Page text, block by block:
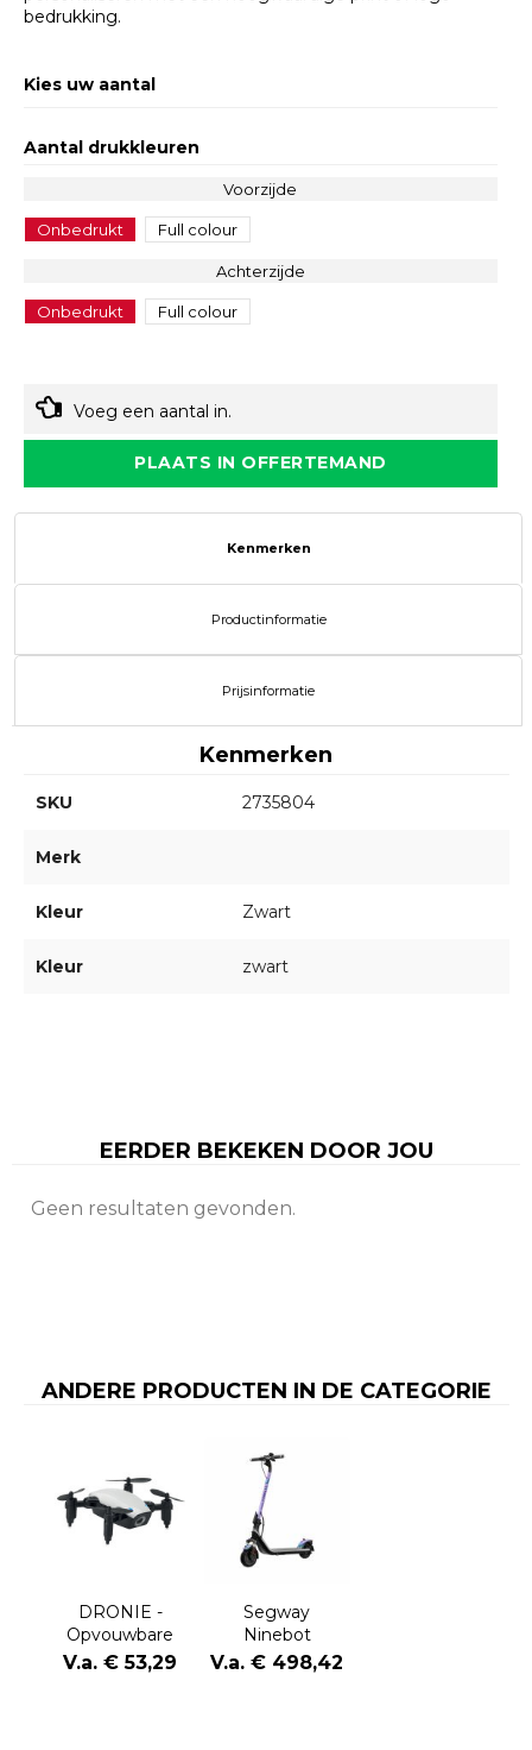
bedrukking. ​
Kies uw aantal
Aantal drukkleuren
Voorzijde
Onbedrukt Full colour
Achterzijde
Onbedrukt Full colour
Voeg een aantal in.
PLAATS IN OFFERTEMAND
Kenmerken
Productinformatie
Prijsinformatie
Kenmerken
SKU 2735804
Merk
Kleur Zwart
Kleur zwart
EERDER BEKEKEN DOOR JOU
Geen resultaten gevonden.
ANDERE PRODUCTEN IN DE CATEGORIE
DRONIE -
Opvouwbare
drone
V.a. € 53,29
Segway
Ninebot
Kickscooter E2
V.a. € 498,42